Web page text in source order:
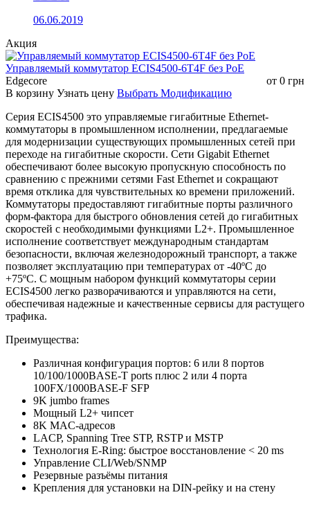
Управление
таблицей Mac-
address
Поддержка фильтрации Mac-address
Поддержка ограничения MAC на
основе порта и VLAN
Поддержка MAC flapping на основе
порта и VLAN
VLAN
Поддержка режима access
Поддержка режима trunk
Поддержка режима hybrid
Классификация
VLAN
Mac Based VLAN
IP Based VLAN
Protocol Based VLAN
GVRP
Fixed mode
Forbidden mode
QinQ
Port-based QinQ
VLAN-based QinQ (VLAN-stacking;
VLAN-mapping)
Flow-based QinQ
06.06.2019
Акция
Управляемый коммутатор ECIS4500-6T4F без РоЕ
Edgecore
от 0 грн
В корзину Узнать цену Выбрать Модификацию
Серия ECIS4500 это управляемые гигабитные Ethernet-
коммутаторы в промышленном исполнении, предлагаемые
для модернизации существующих промышленных сетей при
переходе на гигабитные скорости. Сети Gigabit Ethernet
обеспечивают более высокую пропускную способность по
сравнению с прежними сетями Fast Ethernet и сокращают
время отклика для чувствительных ко времени приложений.
Коммутаторы предоставляют гигабитные порты различного
форм-фактора для быстрого обновления сетей до гигабитных
скоростей с необходимыми функциями L2+. Промышленное
исполнение соответствует международным стандартам
безопасности, включая железнодорожный транспорт, а также
позволяет эксплуатацию при температурах от -40ºC до
+75ºC. С мощным набором функций коммутаторы серии
ECIS4500 легко разворачиваются и управляются на сети,
обеспечивая надежные и качественные сервисы для растущего
трафика.
Преимущества:
Различная конфигурация портов: 6 или 8 портов
10/100/1000BASE-T ports плюс 2 или 4 порта
100FX/1000BASE-F SFP
9K jumbo frames
Мощный L2+ чипсет
8K MAC-адресов
LACP, Spanning Tree STP, RSTP и MSTP
Технология E-Ring: быстрое восстановление < 20 ms
Управление CLI/Web/SNMP
Резервные разъёмы питания
Крепления для установки на DIN-рейку и на стену